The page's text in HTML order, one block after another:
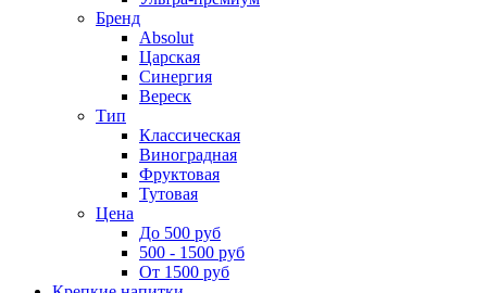
Бренд
Absolut
Царская
Синергия
Вереск
Тип
Классическая
Виноградная
Фруктовая
Тутовая
Цена
До 500 руб
500 - 1500 руб
От 1500 руб